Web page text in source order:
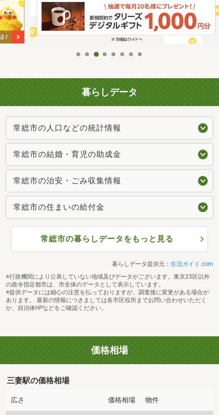
暮らしデータ
常総市の人口などの統計情報
常総市の結婚・育児の助成金
常総市の治安・ごみ収集情報
常総市の住まいの給付金
常総市の暮らしデータをもっと見る
暮らしデータ提供元： 生活ガイド.com
※行政機関により公表していない地域及びデータがございます。東京23区以外
の政令指定都市は、市全体のデータとして表示しています。
※提供データには細心の注意を払っておりますが、調査後に変更がある場合が
あります。 最新の情報につきましては各市区役所までお問い合わせいただく
か、自治体HPなどをご確認ください。
価格相場
三妻駅の価格相場
広さ 価格相場 物件